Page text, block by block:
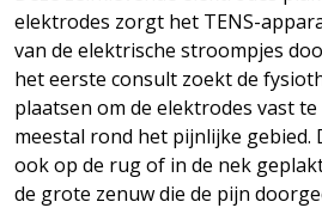
elektrodes zorgt het TENS-
van de elektrische stroompjes
het eerste consult zoekt de
plaatsen om de elektrodes vast
meestal rond het pijnlijke gebied.
ook op de rug of in de nek
de grote zenuw die de pijn